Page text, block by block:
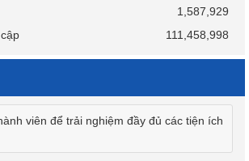
1,587,929
111,458,998
viên để trải nghiệm đầy đủ các tiện ích